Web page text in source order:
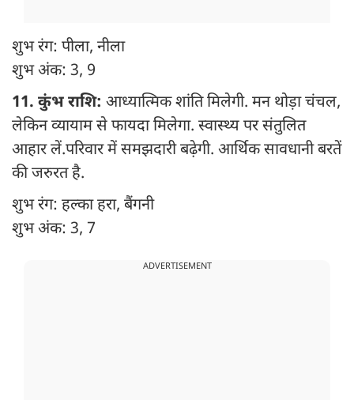
शुभ रंग: पीला, नीला
शुभ अंक: 3, 9
11. कुंभ राशि: आध्यात्मिक शांति मिलेगी. मन थोड़ा चंचल,
लेकिन व्यायाम से फायदा मिलेगा. स्वास्थ्य पर संतुलित
आहार लें.परिवार में समझदारी बढ़ेगी. आर्थिक सावधानी बरतें
की जरुरत है.
शुभ रंग: हल्का हरा, बैंगनी
शुभ अंक: 3, 7
ADVERTISEMENT